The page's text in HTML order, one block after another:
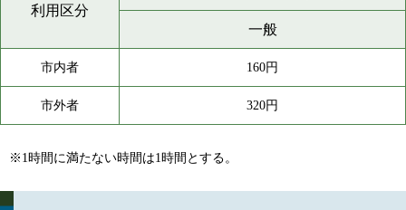
利用区分
一般
市内者 160円
市外者 320円
※1時間に満たない時間は1時間とする。